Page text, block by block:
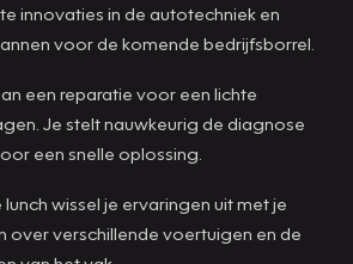
innovaties in de autotechniek en
voor de komende bedrijfsborrel.
een reparatie voor een lichte
Je stelt nauwkeurig de diagnose
een snelle oplossing.
lunch wissel je ervaringen uit met je
over verschillende voertuigen en de